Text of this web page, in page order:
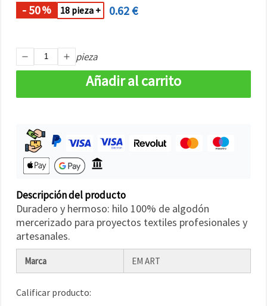
- 50% 18 pieza + 0.62 €
pieza
Añadir al carrito
Descripción del producto
Duradero y hermoso: hilo 100% de algodón
mercerizado para proyectos textiles profesionales y
artesanales.
Marca EM ART
Calificar producto: